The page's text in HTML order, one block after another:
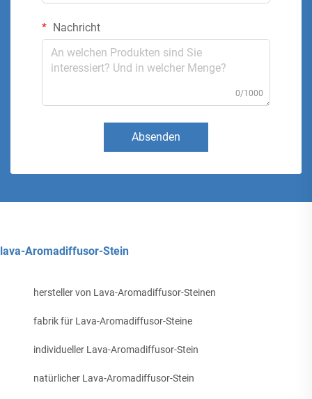
Nachricht
0/1000
Absenden
lava-Aromadiffusor-Stein
hersteller von Lava-Aromadiffusor-Steinen
fabrik für Lava-Aromadiffusor-Steine
individueller Lava-Aromadiffusor-Stein
natürlicher Lava-Aromadiffusor-Stein